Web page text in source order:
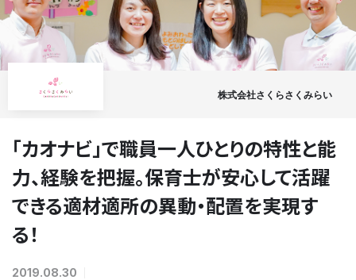
株式会社さくらさくみらい
「カオナビ」で職員一人ひとりの特性と能
力、経験を把握。保育士が安心して活躍
できる適材適所の異動・配置を実現す
る！
2019.08.30